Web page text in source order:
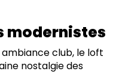
modernistes
club, le loft
nostalgie des